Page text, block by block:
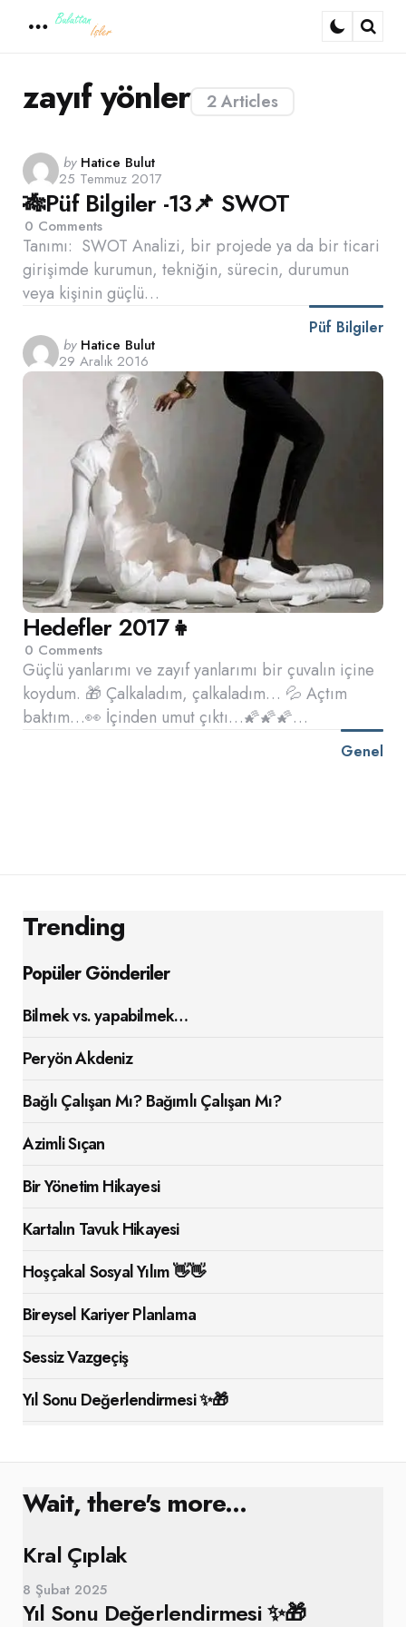
2 Articles
zayıf yönler
Posted
by
by Hatice Bulut
25 Temmuz 2017
🎋Püf Bilgiler -13📌 SWOT
0 Comments
Tanımı: SWOT Analizi, bir projede ya da bir ticari
girişimde kurumun, tekniğin, sürecin, durumun
veya kişinin güçlü…
Püf Bilgiler
Posted
by
by Hatice Bulut
29 Aralık 2016
Hedefler 2017👧
0 Comments
Güçlü yanlarımı ve zayıf yanlarımı bir çuvalın içine
koydum. 🎁 Çalkaladım, çalkaladım… 💦 Açtım
baktım…👀 İçinden umut çıktı…🌠🌠🌠…
Genel
Trending
Popüler Gönderiler
Bilmek vs. yapabilmek…
Peryön Akdeniz
Bağlı Çalışan Mı? Bağımlı Çalışan Mı?
Azimli Sıçan
Bir Yönetim Hikayesi
Kartalın Tavuk Hikayesi
Hoşçakal Sosyal Yılım 👋👋
Bireysel Kariyer Planlama
Sessiz Vazgeçiş
Yıl Sonu Değerlendirmesi ✨🎁
Wait, there's more...
Kral Çıplak
8 Şubat 2025
Yıl Sonu Değerlendirmesi ✨🎁